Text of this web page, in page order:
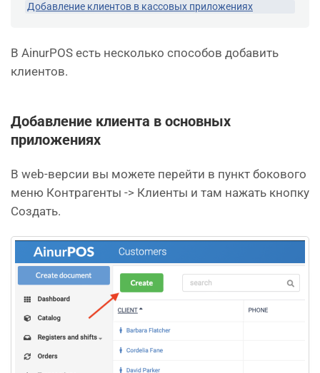
Добавление клиентов в кассовых приложениях
В AinurPOS есть несколько способов добавить
клиентов.
Добавление клиента в основных
приложениях
В web-версии вы можете перейти в пункт бокового
меню Контрагенты -> Клиенты и там нажать кнопку
Создать.